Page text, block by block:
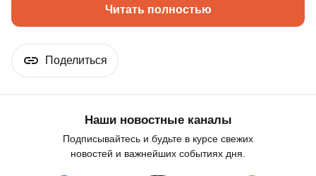
Читать полностью
Поделиться
Наши новостные каналы
Подписывайтесь и будьте в курсе свежих
новостей и важнейших событиях дня.